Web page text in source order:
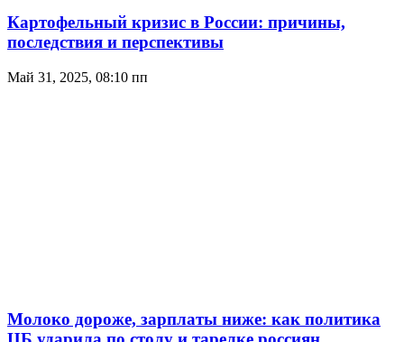
Картофельный кризис в России: причины,
последствия и перспективы
Май 31, 2025, 08:10 пп
Молоко дороже, зарплаты ниже: как политика